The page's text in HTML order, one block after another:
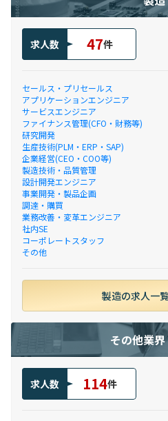
求人数 47件
セールス・プリセールス
アプリケーションエンジニア
サービスエンジニア
ファイナンス管理(CFO・財務等)
研究開発
生産技術(PLM・ERP・SAP)
企業経営(CEO・COO等)
製造技術・品質管理
設計開発エンジニア
事業開発・製品企画
調達・購買
業務改善・変革エンジニア
社内SE
コーポレートスタッフ
その他
製造の求人一
その他業
求人数 114件